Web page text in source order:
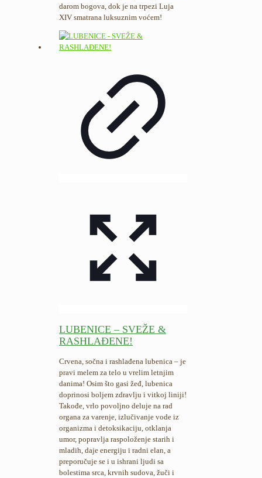
darom bogova, dok je na trpezi Luja
XIV smatrana luksuznim voćem!
LUBENICE – SVEŽE &
RASHLAĐENE!
Crvena, sočna i rashlađena lubenica – je
pravi melem za telo u vrelim letnjim
danima! Osim što gasi žeđ, lubenica
doprinosi boljem zdravlju i vitkoj liniji!
Takođe, vrlo povoljno deluje na rad
organa za varenje, izlučivanje vode iz
organizma i detoksikaciju, otklanja
umor, popravlja raspoloženje starih i
mladih, daje energiju i radni elan, a
preporučuje se i u ishrani ljudi sa
bolestima srca, krvnih sudova, žuči i